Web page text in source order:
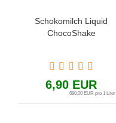
Schokomilch Liquid
ChocoShake
6,90 EUR
690,00 EUR pro 1 Liter